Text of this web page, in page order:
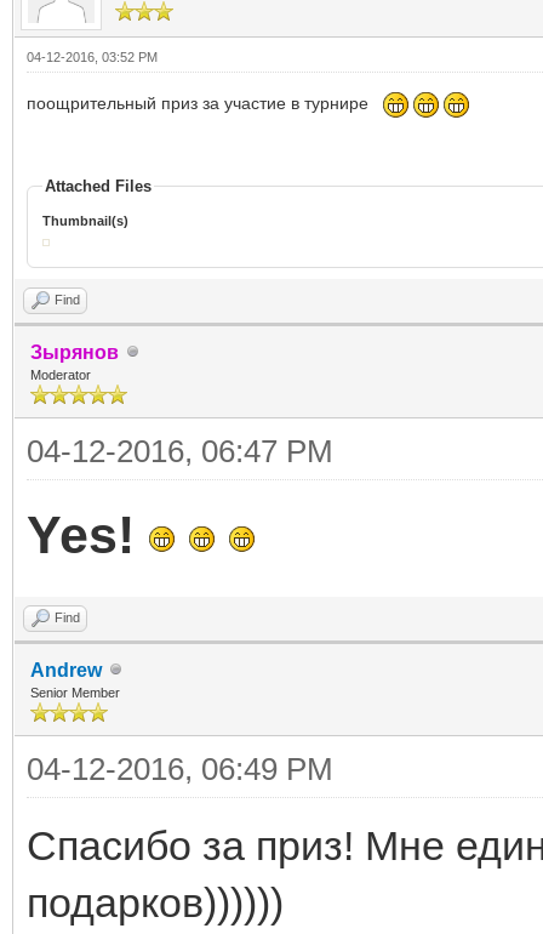
04-12-2016, 03:52 PM
поощрительный приз за участие в турнире
Attached Files
Thumbnail(s)
Find
Зырянов
Moderator
04-12-2016, 06:47 PM
Yes!
Find
Andrew
Senior Member
04-12-2016, 06:49 PM
Спасибо за приз! Мне
подарков))))))